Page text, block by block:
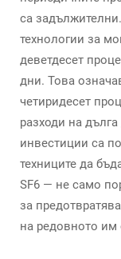
са
технологии за
деветдесет
дни. Това
четиридесет
разходи на
инвестиции са
техниците да
SF6 — не само
за
на редовното им